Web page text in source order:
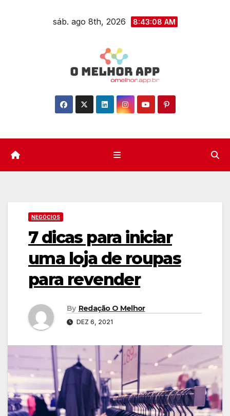
sáb. ago 8th, 2026 8:43:09 AM
NEGÓCIOS
7 dicas para iniciar
uma loja de roupas
para revender
By Redação O Melhor
DEZ 6, 2021